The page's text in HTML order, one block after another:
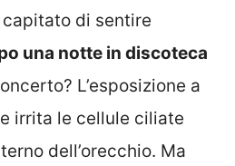
di sentire
una notte in discoteca
L’esposizione a
irrita le cellule ciliate
dell’orecchio. Ma